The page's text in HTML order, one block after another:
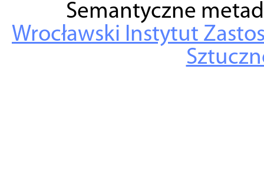
Semantyczne
Wrocławski Instytut